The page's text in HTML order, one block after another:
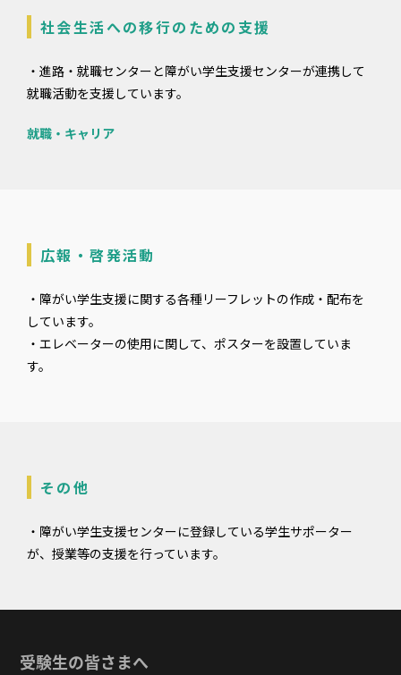
社会生活への移行のための支援
・進路・就職センターと障がい学生支援センターが連携して
就職活動を支援しています。
就職・キャリア
広報・啓発活動
・障がい学生支援に関する各種リーフレットの作成・配布を
しています。
・エレベーターの使用に関して、ポスターを設置していま
す。
その他
・障がい学生支援センターに登録している学生サポーター
が、授業等の支援を行っています。
受験生の皆さまへ